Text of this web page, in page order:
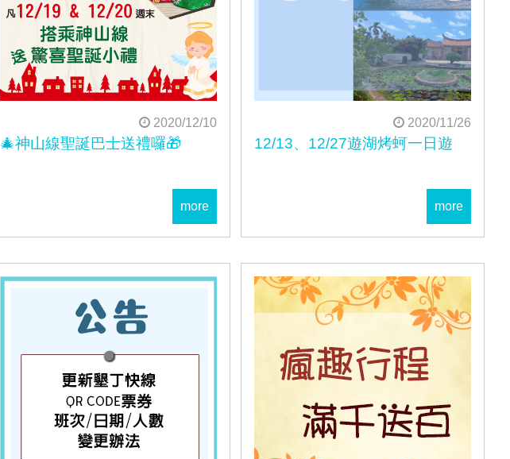
2020/12/10
🎄神山線聖誕巴士送禮囉🎁
more
2020/11/26
12/13、12/27遊湖烤蚵一日遊
more